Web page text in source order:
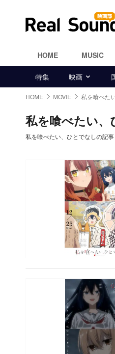
HOME MUSIC
特集 映画
HOME MOVIE 私を喰べた
私を喰べたい、
私を喰べたい、ひとでなしの記